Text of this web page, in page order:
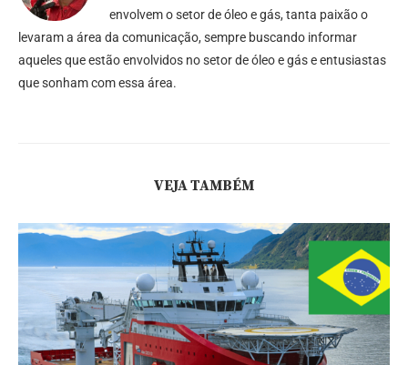
envolvem o setor de óleo e gás, tanta paixão o
levaram a área da comunicação, sempre buscando informar
aqueles que estão envolvidos no setor de óleo e gás e entusiastas
que sonham com essa área.
VEJA TAMBÉM